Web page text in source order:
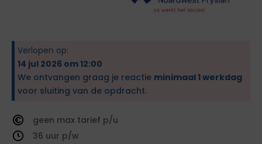
Verlopen op:
14 jul 2026 om 12:00
We ontvangen graag je reactie minimaal 1 werkdag
voor sluiting van de opdracht.
geen
tarief
36